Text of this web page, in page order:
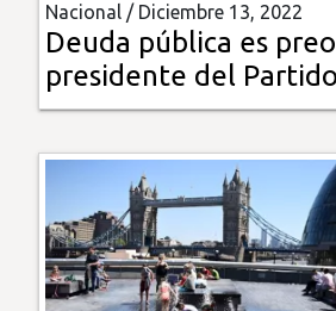
Multimedia
Impreso
Nacional / Diciembre 13, 2022
Deuda pública es
presidente del